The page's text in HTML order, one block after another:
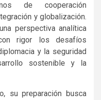
de cooperación
y globalización.
perspectiva analítica
rigor los desafíos
y la seguridad
sostenible y la
su preparación busca